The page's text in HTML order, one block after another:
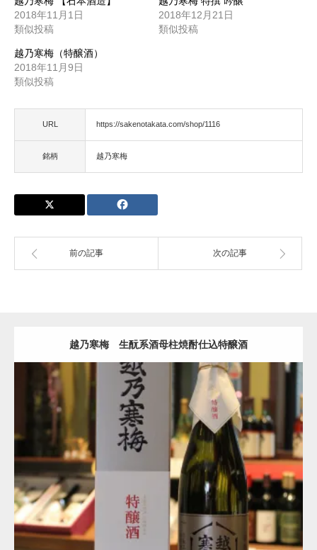
2018年11月1日
類似投稿
2018年12月21日
類似投稿
越乃寒梅（特醸酒）
2018年11月9日
類似投稿
URL https://sakenotakata.com/shop/1116
銘柄 越乃寒梅
前の記事 次の記事
越乃寒梅 生酛系酒母柱焼酎仕込特醸酒
特醸種 越乃寒梅
詳しく 買い物に進む